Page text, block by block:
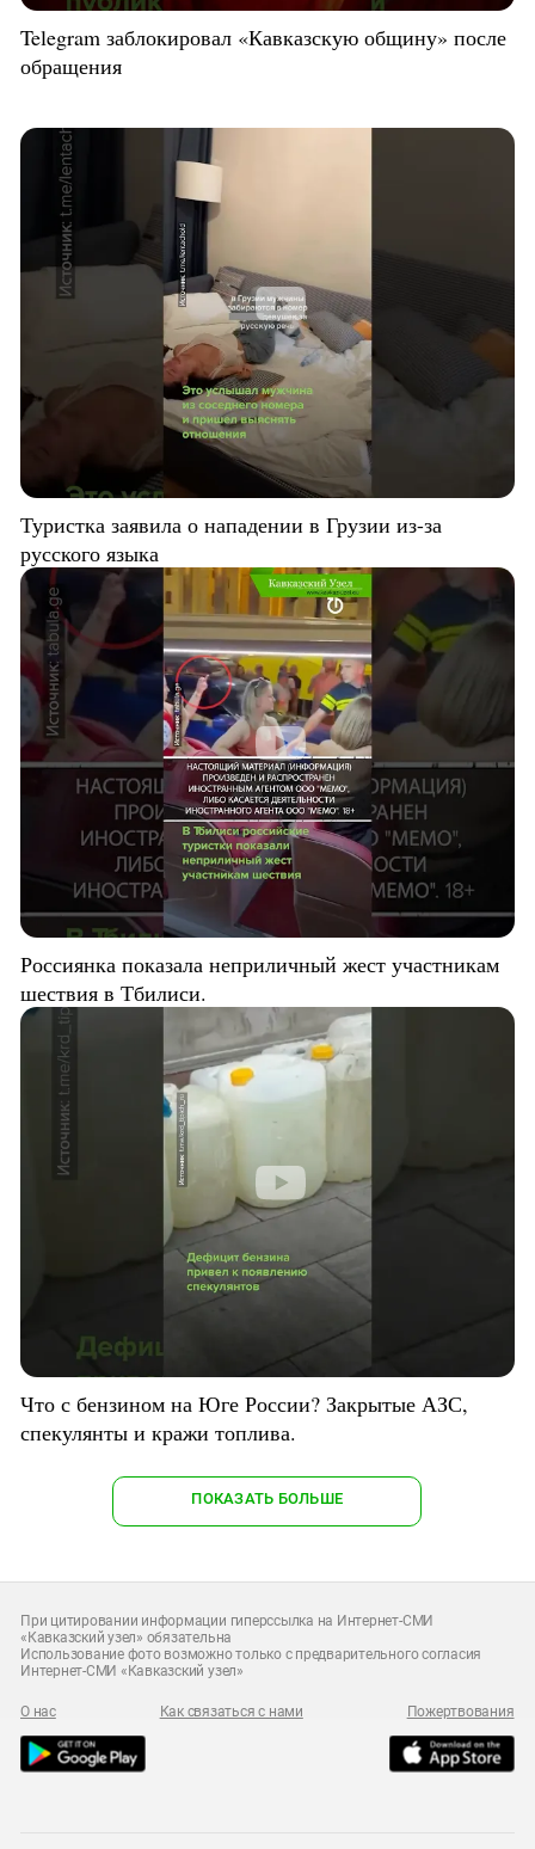
Telegram заблокировал «Кавказскую общину» после
обращения
Туристка заявила о нападении в Грузии из-за
русского языка
Россиянка показала неприличный жест участникам
шествия в Тбилиси.
Что с бензином на Юге России? Закрытые АЗС,
спекулянты и кражи топлива.
ПОКАЗАТЬ БОЛЬШЕ
При цитировании информации гиперссылка на Интернет-СМИ
«Кавказский узел» обязательна
Использование фото возможно только с предварительного согласия
Интернет-СМИ «Кавказский узел»
О нас Как связаться с нами Пожертвования